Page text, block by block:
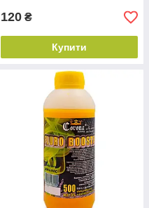
120 ₴
Купити